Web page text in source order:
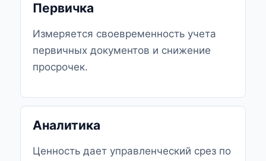
Первичка
Измеряется своевременность учета
первичных документов и снижение
просрочек.
Аналитика
Ценность дает управленческий срез по